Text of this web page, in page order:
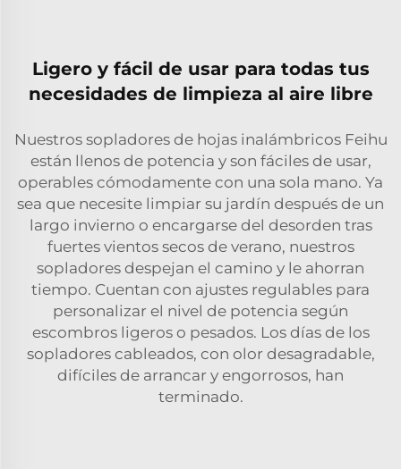
Ligero y fácil de usar para todas tus
necesidades de limpieza al aire libre
Nuestros sopladores de hojas inalámbricos Feihu
están llenos de potencia y son fáciles de usar,
operables cómodamente con una sola mano. Ya
sea que necesite limpiar su jardín después de un
largo invierno o encargarse del desorden tras
fuertes vientos secos de verano, nuestros
sopladores despejan el camino y le ahorran
tiempo. Cuentan con ajustes regulables para
personalizar el nivel de potencia según
escombros ligeros o pesados. Los días de los
sopladores cableados, con olor desagradable,
difíciles de arrancar y engorrosos, han
terminado.